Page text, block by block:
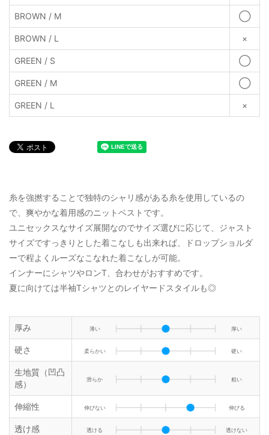
BROWN / M ◯
BROWN / L ×
GREEN / S ◯
GREEN / M ◯
GREEN / L ×
糸を強撚することで独特のシャリ感がある糸を使用しているの
で、爽やかな着用感のニットベストです。
ユニセックスなサイズ展開なのでサイズ選びに応じて、ジャスト
サイズですっきりとした着こなしも出来れば、ドロップショルダ
ーで程よくルーズなこなれた着こなしが可能。
インナーにシャツやロンT、合わせがおすすめです。
夏に向けては半袖Tシャツとのレイヤードスタイルも◎
厚み 薄い 厚い
硬さ 柔らかい 硬い
生地質（凹凸
感）
滑らか 粗い
伸縮性 伸びない 伸びる
透け感 透ける 透けない